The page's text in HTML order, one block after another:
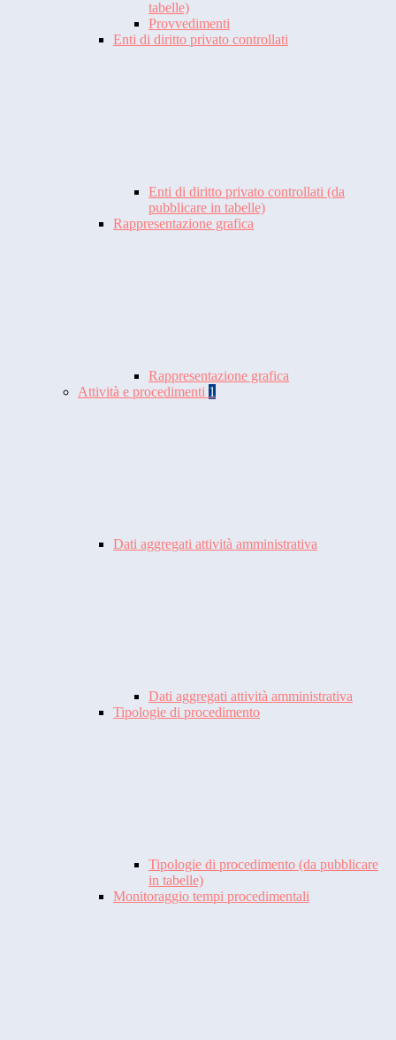
tabelle)
Provvedimenti
Enti di diritto privato controllati
Enti di diritto privato controllati (da
pubblicare in tabelle)
Rappresentazione grafica
Rappresentazione grafica
Attività e procedimenti 1
Dati aggregati attività amministrativa
Dati aggregati attività amministrativa
Tipologie di procedimento
Tipologie di procedimento (da pubblicare
in tabelle)
Monitoraggio tempi procedimentali